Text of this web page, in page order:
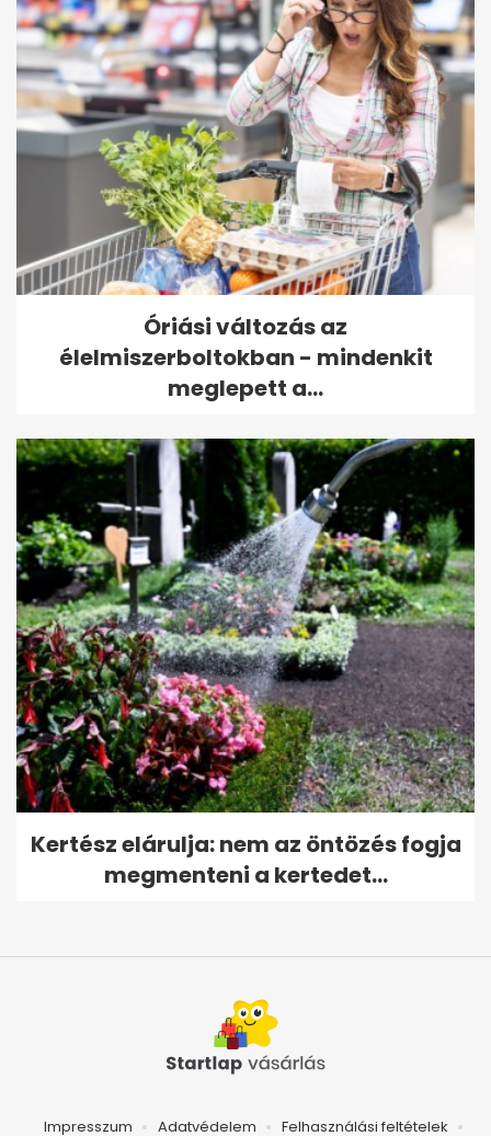
Óriási változás az
élelmiszerboltokban - mindenkit
meglepett a...
Kertész elárulja: nem az öntözés fogja
megmenteni a kertedet...
Impresszum Adatvédelem Felhasználási feltételek